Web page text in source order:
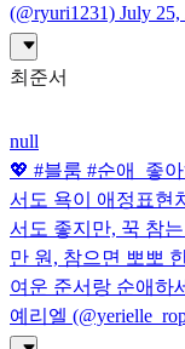
(@ryuri1231) July 25,
최준서
null
💖 #블룸 #순애_좋
서도 욕이 애정표현
서도 좋지만, 꾹 참
만 원, 참으면 뽀뽀
여운 준서랑 순애하
예리엘